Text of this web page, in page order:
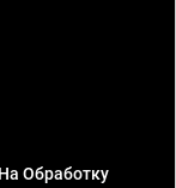
Обработку